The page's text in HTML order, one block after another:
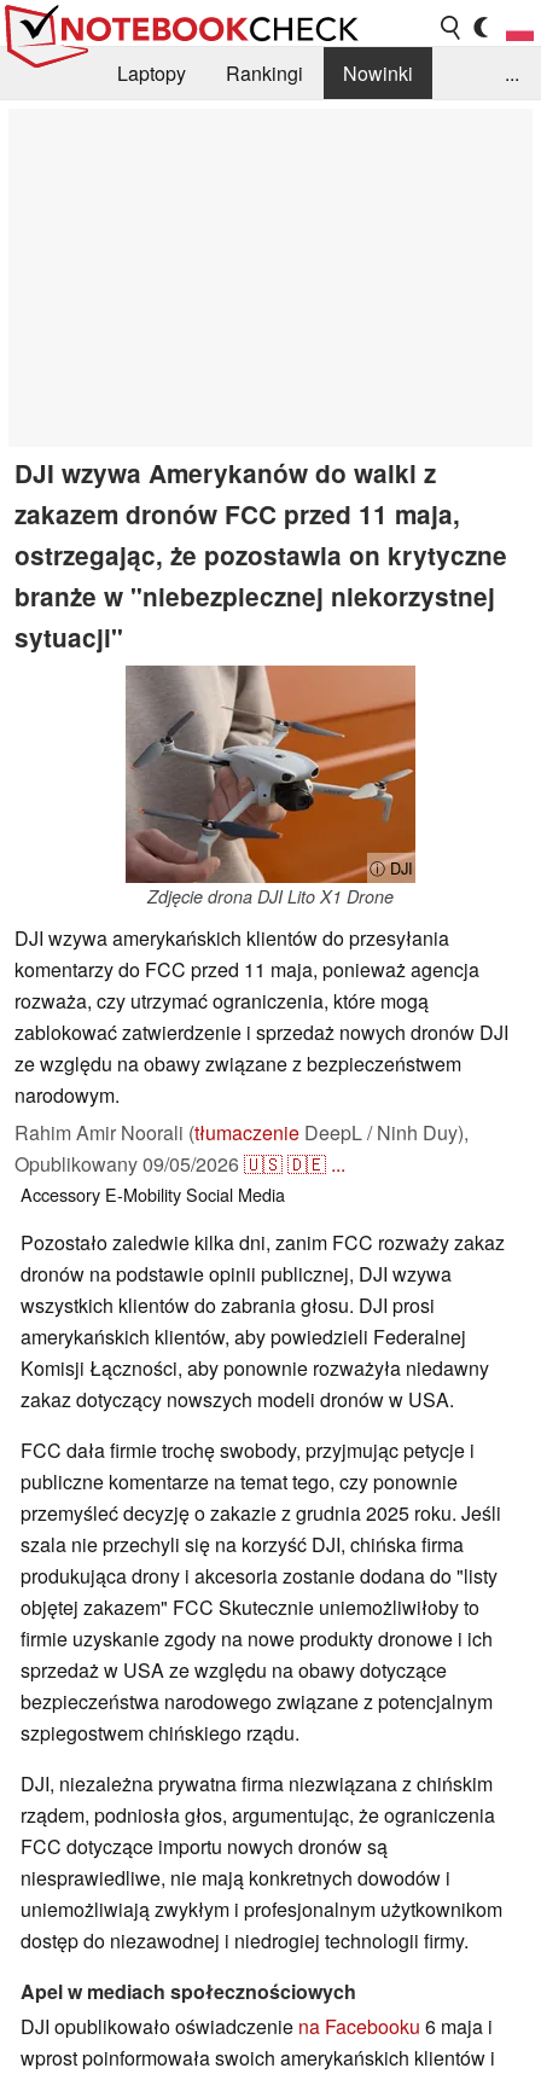
Laptopy Rankingi
Nowinki
...
DJI wzywa Amerykanów do walki z
zakazem dronów FCC przed 11 maja,
ostrzegając, że pozostawia on krytyczne
branże w "niebezpiecznej niekorzystnej
sytuacji"
ⓘ DJI
Zdjęcie drona DJI Lito X1 Drone
DJI wzywa amerykańskich klientów do przesyłania
komentarzy do FCC przed 11 maja, ponieważ agencja
rozważa, czy utrzymać ograniczenia, które mogą
zablokować zatwierdzenie i sprzedaż nowych dronów DJI
ze względu na obawy związane z bezpieczeństwem
narodowym.
Rahim Amir Noorali (tłumaczenie DeepL / Ninh Duy),
Opublikowany09/05/2026🇺🇸🇩🇪 ...
Accessory E-MobilitySocial Media
Pozostało zaledwie kilka dni, zanim FCC rozważy zakaz
dronów na podstawie opinii publicznej, DJI wzywa
wszystkich klientów do zabrania głosu. DJI prosi
amerykańskich klientów, aby powiedzieli Federalnej
Komisji Łączności, aby ponownie rozważyła niedawny
zakaz dotyczący nowszych modeli dronów w USA.
FCC dała firmie trochę swobody, przyjmując petycje i
publiczne komentarze na temat tego, czy ponownie
przemyśleć decyzję o zakazie z grudnia 2025 roku. Jeśli
szala nie przechyli się na korzyść DJI, chińska firma
produkująca drony i akcesoria zostanie dodana do "listy
objętej zakazem" FCC Skutecznie uniemożliwiłoby to
firmie uzyskanie zgody na nowe produkty dronowe i ich
sprzedaż w USA ze względu na obawy dotyczące
bezpieczeństwa narodowego związane z potencjalnym
szpiegostwem chińskiego rządu.
DJI, niezależna prywatna firma niezwiązana z chińskim
rządem, podniosła głos, argumentując, że ograniczenia
FCC dotyczące importu nowych dronów są
niesprawiedliwe, nie mają konkretnych dowodów i
uniemożliwiają zwykłym i profesjonalnym użytkownikom
dostęp do niezawodnej i niedrogiej technologii firmy.
Apel w mediach społecznościowych
DJI opublikowało oświadczenie na Facebooku 6 maja i
wprost poinformowała swoich amerykańskich klientów i